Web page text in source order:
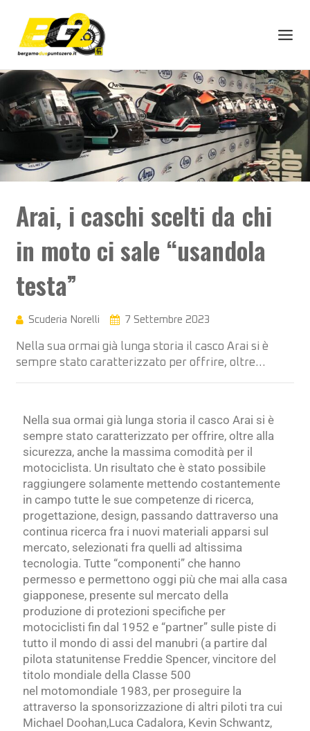
Arai, i caschi scelti da chi
in moto ci sale “usandola
testa”
Scuderia Norelli 7 Settembre 2023
Nella sua ormai già lunga storia il casco Arai si è
sempre stato caratterizzato per offrire, oltre…
Nella sua ormai già lunga storia il casco Arai si è
sempre stato caratterizzato per offrire, oltre alla
sicurezza, anche la massima comodità per il
motociclista. Un risultato che è stato possibile
raggiungere solamente mettendo costantemente
in campo tutte le sue competenze di ricerca,
progettazione, design, passando dattraverso una
continua ricerca fra i nuovi materiali apparsi sul
mercato, selezionati fra quelli ad altissima
tecnologia. Tutte “componenti” che hanno
permesso e permettono oggi più che mai alla casa
giapponese, presente sul mercato della
produzione di protezioni specifiche per
motociclisti fin dal 1952 e “partner” sulle piste di
tutto il mondo di assi del manubri (a partire dal
pilota statunitense Freddie Spencer, vincitore del
titolo mondiale della Classe 500
nel motomondiale 1983, per proseguire la
attraverso la sponsorizzazione di altri piloti tra cui
Michael Doohan,Luca Cadalora, Kevin Schwantz,